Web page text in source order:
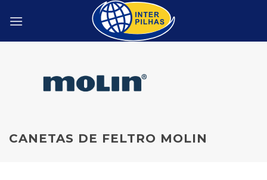
CANETAS DE FELTRO MOLIN